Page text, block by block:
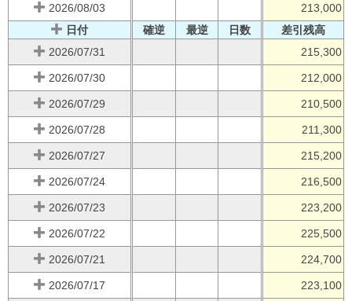
2026/08/03
213,000
日付
確逆 最逆 日数
差引残高
2026/07/31
215,300
2026/07/30 212,000
2026/07/29 210,500
2026/07/28 211,300
2026/07/27 215,200
2026/07/24 216,500
2026/07/23 223,200
2026/07/22 225,500
2026/07/21 224,700
2026/07/17 223,100